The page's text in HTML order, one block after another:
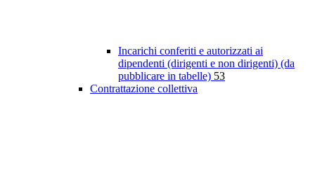
Incarichi conferiti e autorizzati ai
dipendenti (dirigenti e non dirigenti) (da
pubblicare in tabelle) 53
Contrattazione collettiva